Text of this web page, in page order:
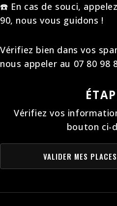
☎️ En cas de souci,
90, nous vous guidons !
Vérifiez bien dans vos
nous appeler au 07 80 98
Vérifiez vos
bouton ci-